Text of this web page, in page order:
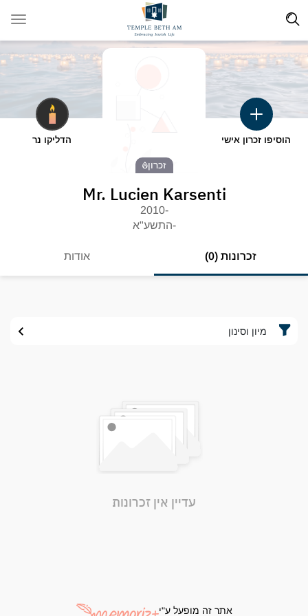
הוסיפו זכרון אישי
זכרון
הדליקו נר
Mr. Lucien Karsenti
-2010
-התשע"א
זכרונות (0) אודות
מיון וסינון
עדיין אין זכרונות
אתר זה מופעל ע"י